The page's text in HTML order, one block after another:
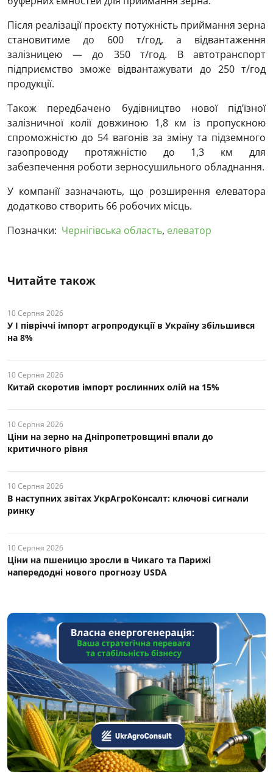
Після реалізації проєкту потужність приймання зерна
становитиме до 600 т/год, а відвантаження
залізницею — до 350 т/год. В автотранспорт
підприємство зможе відвантажувати до 250 т/год
продукції.
Також передбачено будівництво нової під’їзної
залізничної колії довжиною 1,8 км із пропускною
спроможністю до 54 вагонів за зміну та підземного
газопроводу протяжністю до 1,3 км для
забезпечення роботи зерносушильного обладнання.
У компанії зазначають, що розширення елеватора
додатково створить 66 робочих місць.
Позначки: Чернігівська область, елеватор
Читайте також
10 Серпня 2026
У І півріччі імпорт агропродукції в Україну збільшився
на 8%
10 Серпня 2026
Китай скоротив імпорт рослинних олій на 15%
10 Серпня 2026
Ціни на зерно на Дніпропетровщині впали до
критичного рівня
10 Серпня 2026
В наступних звітах УкрАгроКонсалт: ключові cигнали
ринку
10 Серпня 2026
Ціни на пшеницю зросли в Чикаго та Парижі
напередодні нового прогнозу USDA